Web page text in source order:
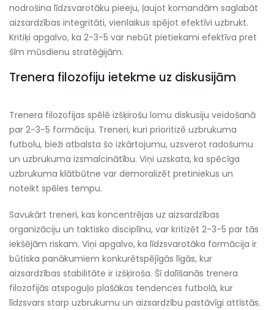
nodrošina līdzsvarotāku pieeju, ļaujot komandām saglabāt
aizsardzības integritāti, vienlaikus spējot efektīvi uzbrukt.
Kritiķi apgalvo, ka 2-3-5 var nebūt pietiekami efektīva pret
šīm mūsdienu stratēģijām.
Trenera filozofiju ietekme uz diskusijām
Trenera filozofijas spēlē izšķirošu lomu diskusiju veidošanā
par 2-3-5 formāciju. Treneri, kuri prioritizē uzbrukuma
futbolu, bieži atbalsta šo izkārtojumu, uzsverot radošumu
un uzbrukuma izsmalcinātību. Viņi uzskata, ka spēcīga
uzbrukuma klātbūtne var demoralizēt pretiniekus un
noteikt spēles tempu.
Savukārt treneri, kas koncentrējas uz aizsardzības
organizāciju un taktisko disciplīnu, var kritizēt 2-3-5 par tās
iekšējām riskam. Viņi apgalvo, ka līdzsvarotāka formācija ir
būtiska panākumiem konkurētspējīgās līgās, kur
aizsardzības stabilitāte ir izšķiroša. Šī dalīšanās trenera
filozofijās atspoguļo plašākas tendences futbolā, kur
līdzsvars starp uzbrukumu un aizsardzību pastāvīgi attīstās.